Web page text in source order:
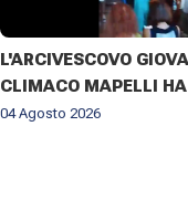
L'ARCIVESCOVO
CLIMACO MAPELLI HA
PRESENZIATO AL
04 Agosto 2026